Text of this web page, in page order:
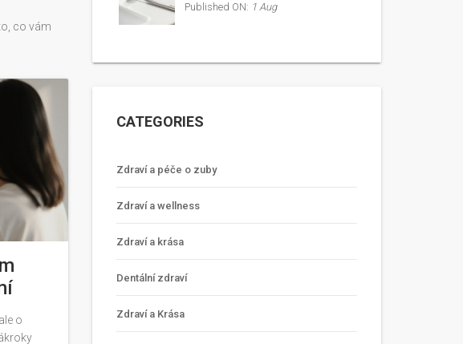
co vám
o
Published ON: 1 Aug
CATEGORIES
Zdraví a péče o zuby
Zdraví a wellness
Zdraví a krása
Dentální zdraví
Zdraví a Krása